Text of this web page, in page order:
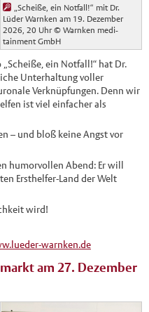
„Scheiße, ein Notfall!“ mit Dr.
Lüder Warnken am 19. Dezember
2026, 20 Uhr © Warnken medi-
tainment GmbH
ein Notfall!“ hat Dr.
Unterhaltung voller
Verknüpfungen. Denn wir
ist viel einfacher als
– und bloß keine Angst vor
humorvollen Abend: Er will
Ersthelfer-Land der Welt
wird!
warnken.de
am 27. Dezember